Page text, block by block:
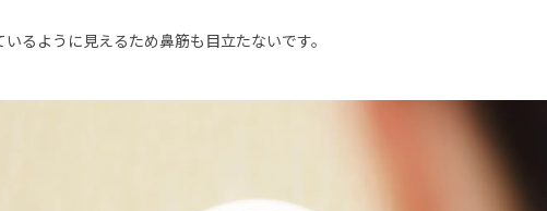
るように見えるため鼻筋も目立たないです。